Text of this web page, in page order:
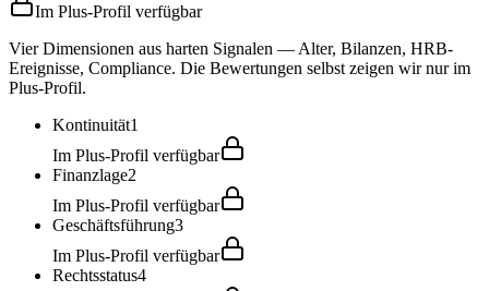
Im Plus-Profil verfügbar
Vier Dimensionen aus harten Signalen — Alter, Bilanzen, HRB-
Ereignisse, Compliance. Die Bewertungen selbst zeigen wir nur im
Plus-Profil.
Kontinuität1
Im Plus-Profil verfügbar
Finanzlage2
Im Plus-Profil verfügbar
Geschäftsführung3
Im Plus-Profil verfügbar
Rechtsstatus4